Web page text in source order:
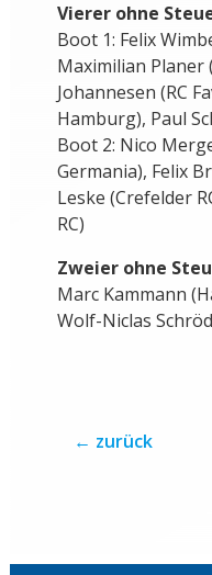
Vierer ohne
Boot 1: Felix
Maximilian Planer
Johannesen (RC
Hamburg), Paul
Boot 2: Nico
Germania), Felix
Leske (Crefelder
RC)
Zweier ohne
Marc Kammann
Wolf-Niclas
← zurück